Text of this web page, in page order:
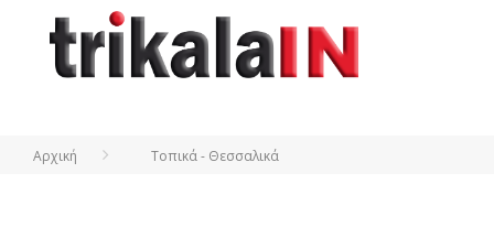
Αρχική Τοπικά - Θεσσαλικά